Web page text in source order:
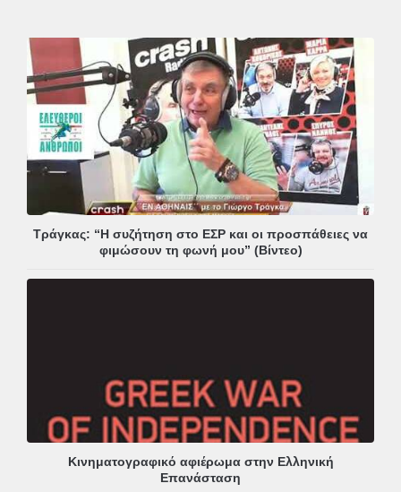
Τράγκας: “Η συζήτηση στο ΕΣΡ και οι προσπάθειες να
φιμώσουν τη φωνή μου” (Βίντεο)
Κινηματογραφικό αφιέρωμα στην Ελληνική
Επανάσταση